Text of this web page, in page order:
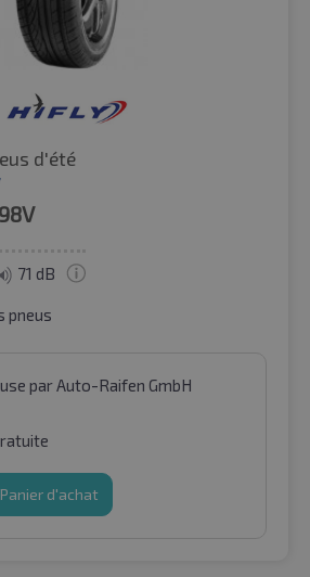
d'été
98V
71 dB
pneus
par Auto-Raifen GmbH
Panier d'achat